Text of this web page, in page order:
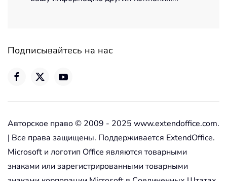
Подписывайтесь на нас
Авторское право © 2009 - 2025 www.extendoffice.com.
| Все права защищены. Поддерживается ExtendOffice.
Microsoft и логотип Office являются товарными
знаками или зарегистрированными товарными